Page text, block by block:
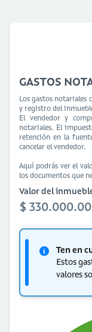
GASTOS
Los gastos notariales
y registro del
El vendedor y
notariales. El
retención en la
cancelar el vendedor.
Aquí podrás ver el
los documentos que
Valor del
$
Ten en
Estos
valores